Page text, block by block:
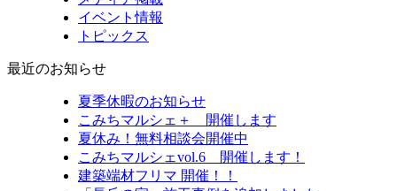
イベント情報
トピックス
最近のお知らせ
夏季休暇のお知らせ
こみちマルシェ＋ 開催します
夏休み！無料相談会開催中
こみちマルシェvol.6 開催します！
建築端材フリマ 開催！！